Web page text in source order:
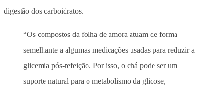
digestão dos carboidratos.
“Os compostos da folha de amora atuam de forma
semelhante a algumas medicações usadas para reduzir a
glicemia pós-refeição. Por isso, o chá pode ser um
suporte natural para o metabolismo da glicose,